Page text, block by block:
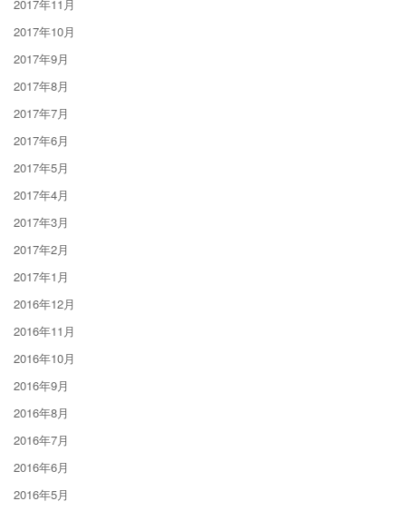
2017年11月
2017年10月
2017年9月
2017年8月
2017年7月
2017年6月
2017年5月
2017年4月
2017年3月
2017年2月
2017年1月
2016年12月
2016年11月
2016年10月
2016年9月
2016年8月
2016年7月
2016年6月
2016年5月